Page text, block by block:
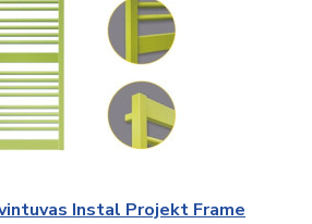
Instal Projekt Frame